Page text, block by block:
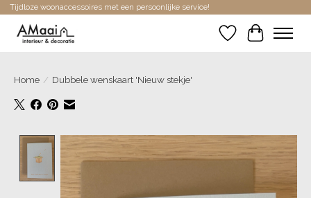
Tijdloze woonaccessoires met een persoonlijke service!
Verlanglijst
Home / Dubbele wenskaart 'Nieuw stekje'
Product image slideshow Items